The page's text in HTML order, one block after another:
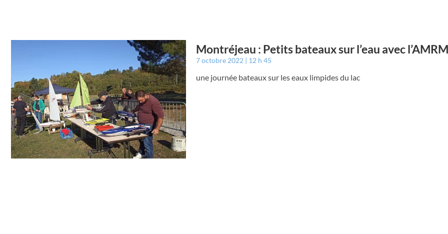
Montréjeau : Petits bateaux sur l’eau avec l’AMRM
7 octobre 2022 12 h 45
une journée bateaux sur les eaux limpides du lac